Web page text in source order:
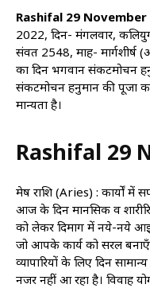
Rashifal 29 November
2022, दिन- मंगलवार,
संवत 2548, माह- मार्गशीर्ष
का दिन भगवान संकटमोचन
संकटमोचन हनुमान की पूजा
मान्यता है।
Rashifal 29
मेष राशि (Aries) : कार्यों में
आज के दिन मानसिक व
को लेकर दिमाग में नये-नये
जो आपके कार्य को सरल
व्यापारियों के लिए दिन
नजर नहीं आ रहा है। विवाह